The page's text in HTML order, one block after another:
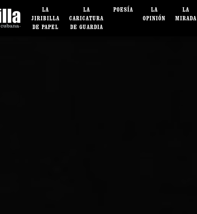
LA
JIRIBILLA
DE PAPEL
LA
CARICATURA
DE GUARDIA
POESÍA
LA
OPINIÓN
LA
MIRADA